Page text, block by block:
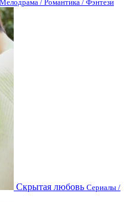
/ Романтика / Фэнтези
Скрытая любовь Сериалы /